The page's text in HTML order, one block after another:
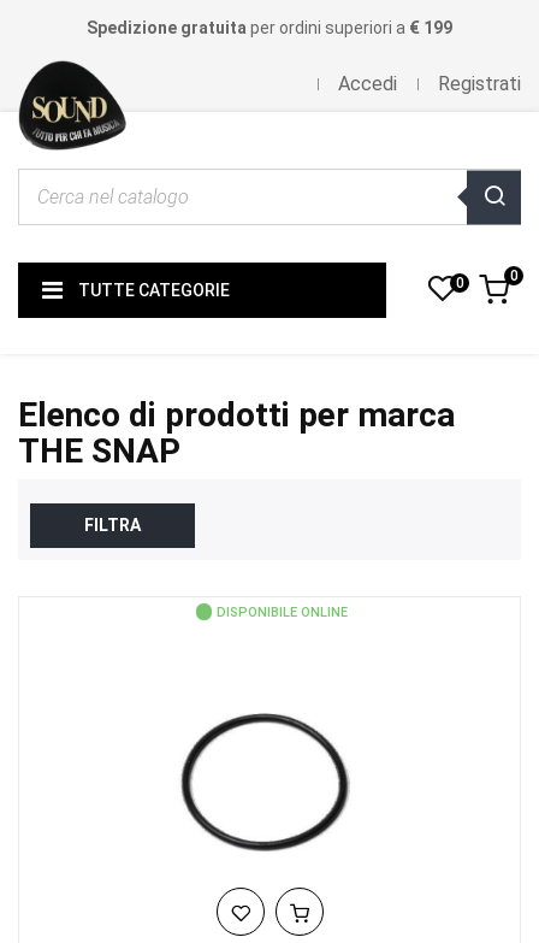
Spedizione gratuita per ordini superiori a € 199
Accedi Registrati
TUTTE CATEGORIE 0 0
Elenco di prodotti per marca
THE SNAP
FILTRA
DISPONIBILE ONLINE